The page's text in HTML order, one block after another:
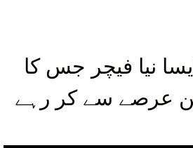
نیا فیچر جس کا
عرصے سے کر رہے